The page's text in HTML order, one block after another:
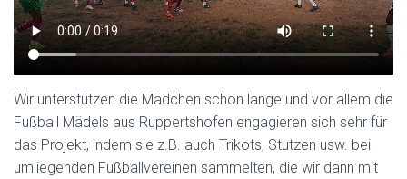
Wir unterstützen die Mädchen schon lange und vor allem die
Fußball Mädels aus Ruppertshofen engagieren sich sehr für
das Projekt, indem sie z.B. auch Trikots, Stutzen usw. bei
umliegenden Fußballvereinen sammelten, die wir dann mit